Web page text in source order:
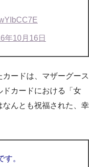
年10月16日
ードは、マザーグース
カードにおける「女
んとも祝福された、幸
。